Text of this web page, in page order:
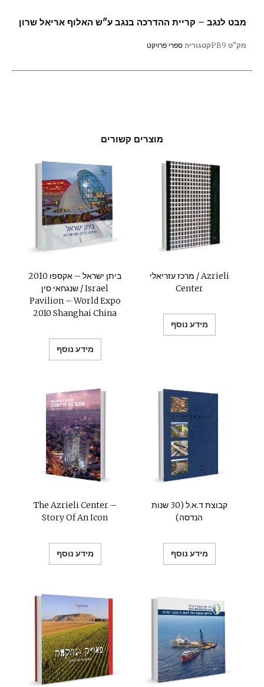
מבט לנגב – קריית ההדרכה בנגב ע"ש האלוף אריאל שרון
מק"ט PB9קטגוריה ספרי פרויקט
מוצרים קשורים
ביתן ישראל – אקספו 2010
שנגחאי סין / Israel
Pavilion – World Expo
2010 Shanghai China
מידע נוסף
מרכז עזריאלי / Azrieli
Center
מידע נוסף
The Azrieli Center –
Story Of An Icon
מידע נוסף
קבוצת ד.א.ל (30 שנות
הנדסה)
מידע נוסף